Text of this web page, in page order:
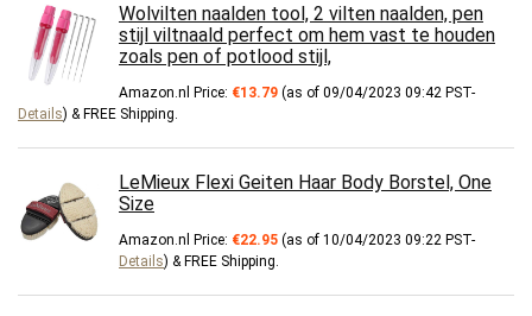
Wolvilten naalden tool, 2 vilten naalden, pen
stijl viltnaald perfect om hem vast te houden
zoals pen of potlood stijl,
Amazon.nl Price: €13.79 (as of 09/04/2023 09:42 PST-
Details) & FREE Shipping
LeMieux Flexi Geiten Haar Body Borstel, One
Size
Amazon.nl Price: €22.95 (as of 10/04/2023 09:22 PST-
Details) & FREE Shipping